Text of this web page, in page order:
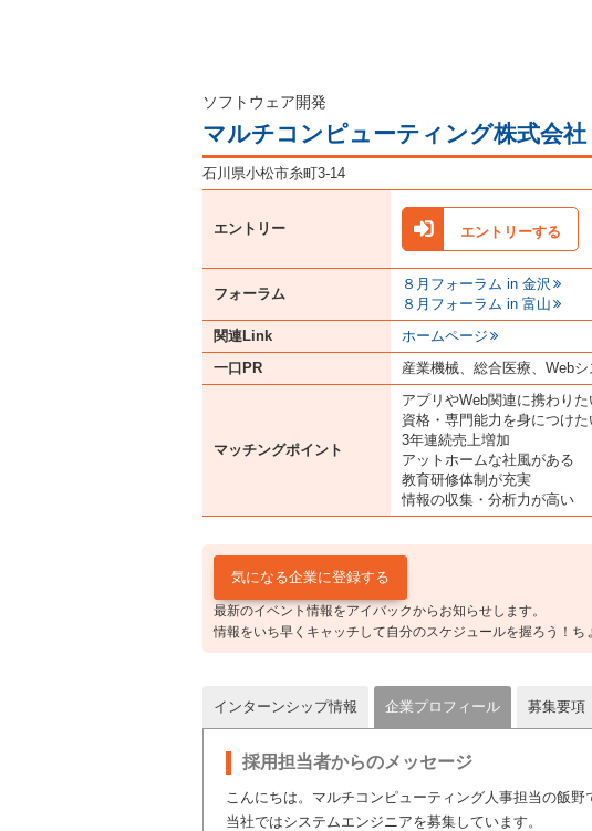
ソフトウェア開発
マルチコンピューティング株式会社
石川県小松市糸町3-14
エントリー エントリーする
フォーラム
８月フォーラム in 金沢
８月フォーラム in 富山
関連Link
ホームページ
一口PR
産業機械、総合医療、Web
マッチングポイント
アプリやWeb関連に携わりた
資格・専門能力を身につけた
3年連続売上増加
アットホームな社風がある
教育研修体制が充実
情報の収集・分析力が高い
最新のイベント情報をアイバックからお知らせします。
情報をいち早くキャッチして自分のスケジュールを握ろう！ち
インターンシップ情報 企業プロフィール 募集要項
採用担当者からのメッセージ
こんにちは。マルチコンピューティング人事担当の飯野
当社ではシステムエンジニアを募集しています。